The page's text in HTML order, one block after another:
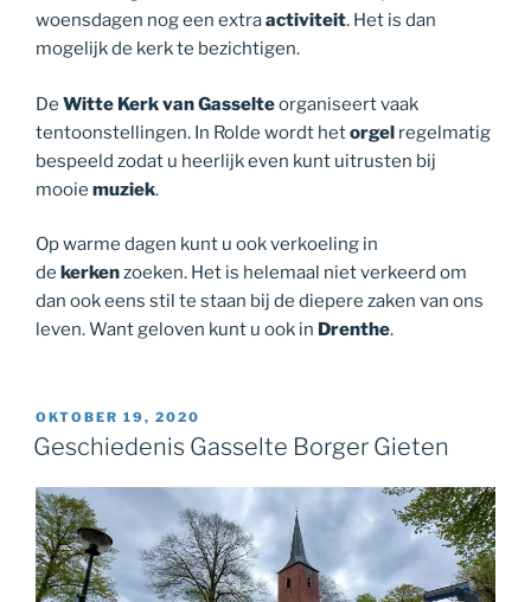
woensdagen nog een extraactiviteit. Het is dan
mogelijk de kerk te bezichtigen.
De Witte Kerk van Gasselteorganiseert vaak
tentoonstellingen. In Rolde wordt hetorgel regelmatig
bespeeld zodat u heerlijk even kunt uitrusten bij
mooie muziek.
Op warme dagen kunt u ook verkoeling in
de kerkenzoeken. Het is helemaal niet verkeerd om
dan ook eens stil te staan bij de diepere zaken van ons
leven. Want geloven kunt u ook in Drenthe.
GEPLAATST
OP
OKTOBER 19, 2020
Geschiedenis Gasselte Borger Gieten